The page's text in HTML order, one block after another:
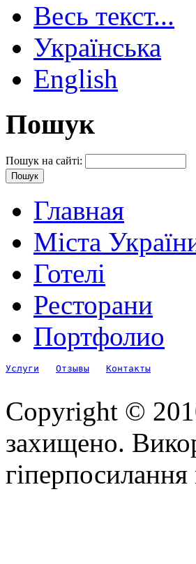
Весь текст...
Українська
English
Пошук
Пошук на сайті:
Главная
Міста
Готелі
Ресторани
Портфолио
Услуги Отзывы Контакты
Copyright ©
захищено.
гіперпосилання